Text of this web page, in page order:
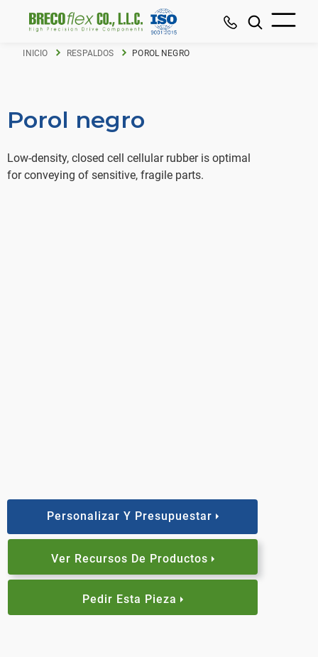
INICIO RESPALDOS POROL NEGRO
Porol negro
Low-density, closed cell cellular rubber is optimal
for conveying of sensitive, fragile parts.
Personalizar Y Presupuestar
Ver Recursos De Productos
Pedir Esta Pieza